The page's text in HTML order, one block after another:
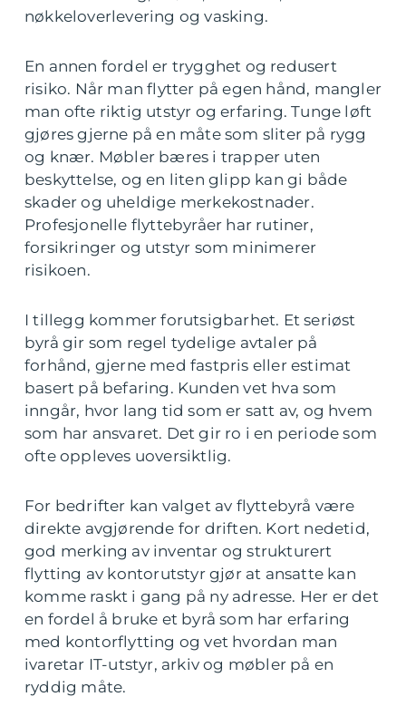
nøkkeloverlevering og vasking.
En annen fordel er trygghet og redusert
risiko. Når man flytter på egen hånd, mangler
man ofte riktig utstyr og erfaring. Tunge løft
gjøres gjerne på en måte som sliter på rygg
og knær. Møbler bæres i trapper uten
beskyttelse, og en liten glipp kan gi både
skader og uheldige merkekostnader.
Profesjonelle flyttebyråer har rutiner,
forsikringer og utstyr som minimerer
risikoen.
I tillegg kommer forutsigbarhet. Et seriøst
byrå gir som regel tydelige avtaler på
forhånd, gjerne med fastpris eller estimat
basert på befaring. Kunden vet hva som
inngår, hvor lang tid som er satt av, og hvem
som har ansvaret. Det gir ro i en periode som
ofte oppleves uoversiktlig.
For bedrifter kan valget av flyttebyrå være
direkte avgjørende for driften. Kort nedetid,
god merking av inventar og strukturert
flytting av kontorutstyr gjør at ansatte kan
komme raskt i gang på ny adresse. Her er det
en fordel å bruke et byrå som har erfaring
med kontorflytting og vet hvordan man
ivaretar IT-utstyr, arkiv og møbler på en
ryddig måte.